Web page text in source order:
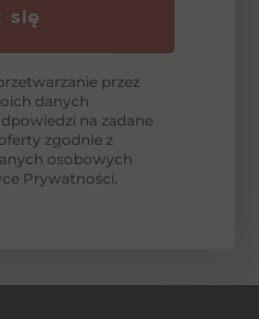
się
przez
danych
na zadane
zgodnie z
osobowych
Prywatności.